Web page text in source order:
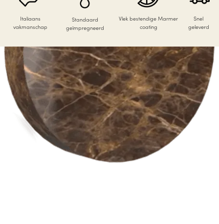
Italiaans
vakmanschap
Standaard
geïmpregneerd
Vlek bestendige Marmer
coating
Snel
geleverd